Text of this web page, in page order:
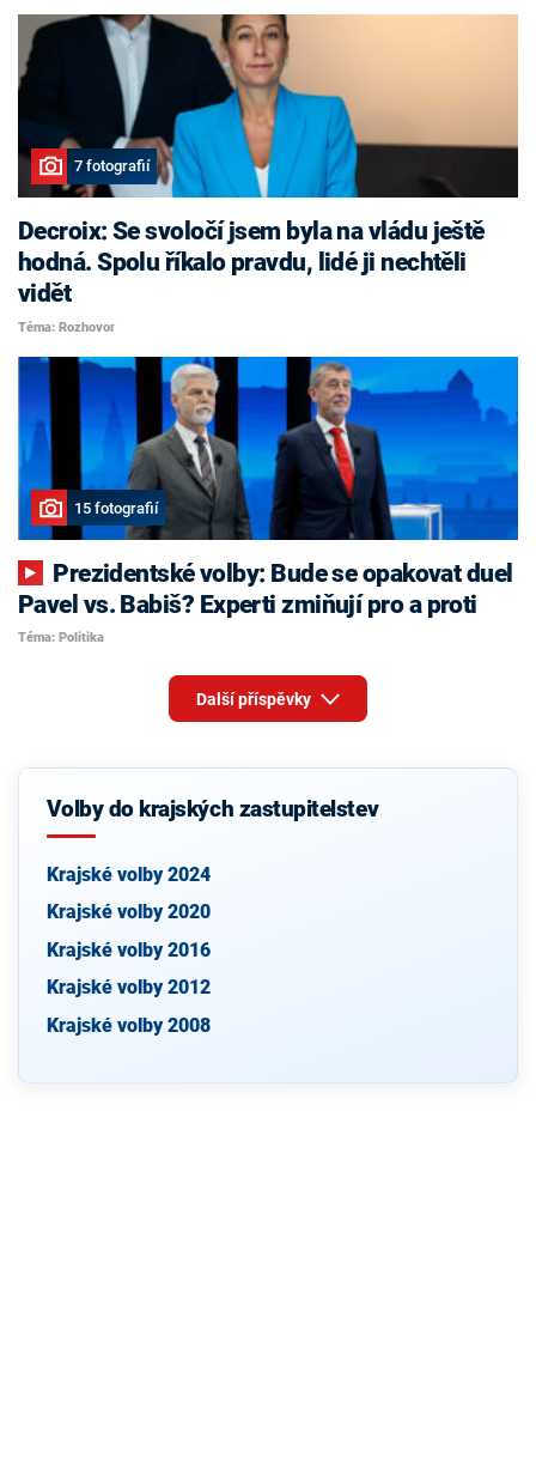
7 fotografií
Decroix: Se svoločí jsem byla na vládu ještě
hodná. Spolu říkalo pravdu, lidé ji nechtěli
vidět
Téma: Rozhovor
15 fotografií
Pavel vs. Babiš? Experti zmiňují pro a proti
Téma: Politika
Další příspěvky
Volby do krajských zastupitelstev
Krajské volby 2024
Krajské volby 2020
Krajské volby 2016
Krajské volby 2012
Krajské volby 2008